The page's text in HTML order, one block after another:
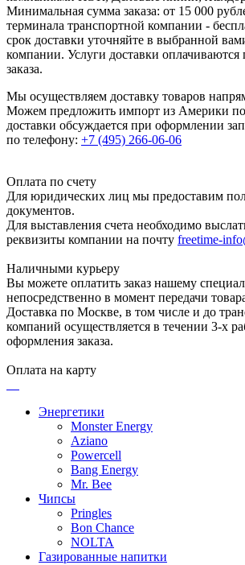
Минимальная сумма заказа: от 15 000
терминала транспортной компании -
срок доставки уточняйте в выбранной
компании. Услуги доставки
заказа.
Мы осуществляем доставку товаров
Можем предложить импорт из Америки
доставки обсуждается при оформлении
по телефону: +7 (495) 266-06-06
Оплата по счету
Для юридических лиц мы предоставим
документов.
Для выставления счета необходимо
реквизиты компании на почту freetime-
Наличными курьеру
Вы можете оплатить заказ нашему
непосредственно в момент передачи
Доставка по Москве, в том числе и до
компаний осуществляется в течении 3-х
оформления заказа.
Оплата на карту
Энергетики
Monster Energy
Aziano
Powercell
Bang Energy
Mr. Bee
Чипсы
Pringles
Bon Chance
NOLTA
Газированные напитки